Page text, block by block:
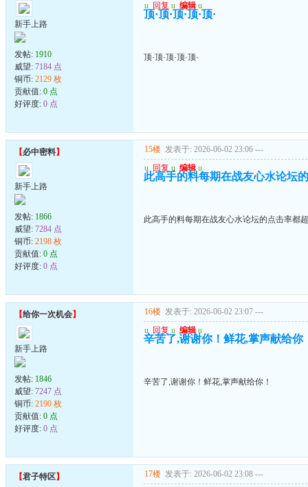
新手上路
发帖: 1910
威望: 7184 点
铜币: 2129 枚
贡献值: 0 点
好评度: 0 点
u 回复 u 编辑 u
顶·顶·顶·顶·顶·
顶·顶·顶·顶·顶·
【必中密料】
新手上路
发帖: 1866
威望: 7284 点
铜币: 2198 枚
贡献值: 0 点
好评度: 0 点
15楼 发表于: 2026-06-02 23:06 ---
u 回复 u 编辑 u
此高手的料每期在战友心水论坛
此高手的料每期在战友心水论坛的点击率都
【给你一次机会】
新手上路
发帖: 1846
威望: 7247 点
铜币: 2190 枚
贡献值: 0 点
好评度: 0 点
16楼 发表于: 2026-06-02 23:07 ---
u 回复 u 编辑 u
辛苦了,谢谢你！鲜花,掌声献给你
辛苦了,谢谢你！鲜花,掌声献给你！
【君子特区】 17楼 发表于: 2026-06-02 23:08 ---